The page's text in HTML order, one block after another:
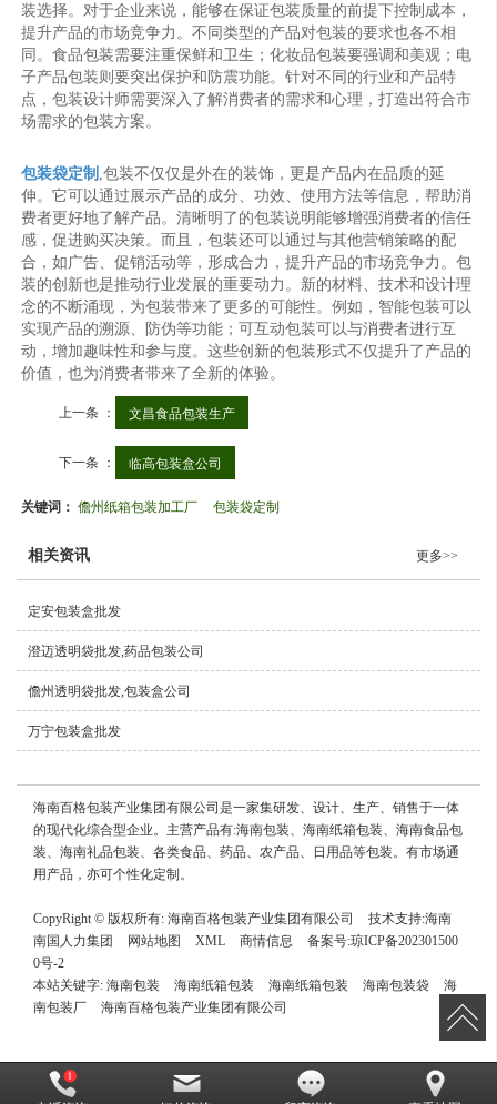
装选择。对于企业来说，能够在保证包装质量的前提下控制成本，
提升产品的市场竞争力。不同类型的产品对包装的要求也各不相
同。食品包装需要注重保鲜和卫生；化妆品包装要强调和美观；电
子产品包装则要突出保护和防震功能。针对不同的行业和产品特
点，包装设计师需要深入了解消费者的需求和心理，打造出符合市
场需求的包装方案。
包装袋定制 ,包装不仅仅是外在的装饰，更是产品内在品质的延
伸。它可以通过展示产品的成分、功效、使用方法等信息，帮助消
费者更好地了解产品。清晰明了的包装说明能够增强消费者的信任
感，促进购买决策。而且，包装还可以通过与其他营销策略的配
合，如广告、促销活动等，形成合力，提升产品的市场竞争力。包
装的创新也是推动行业发展的重要动力。新的材料、技术和设计理
念的不断涌现，为包装带来了更多的可能性。例如，智能包装可以
实现产品的溯源、防伪等功能；可互动包装可以与消费者进行互
动，增加趣味性和参与度。这些创新的包装形式不仅提升了产品的
价值，也为消费者带来了全新的体验。
上一条 ： 文昌食品包装生产
下一条 ： 临高包装盒公司
关键词：儋州纸箱包装加工厂 包装袋定制
相关资讯 更多>>
定安包装盒批发
澄迈透明袋批发,药品包装公司
儋州透明袋批发,包装盒公司
万宁包装盒批发
海南百格包装产业集团有限公司是一家集研发、设计、生产、销售于一体
的现代化综合型企业。主营产品有:海南包装、海南纸箱包装、海南食品包
装、海南礼品包装、各类食品、药品、农产品、日用品等包装。有市场通
用产品，亦可个性化定制。
CopyRight © 版权所有: 海南百格包装产业集团有限公司 技术支持:海南
南国人力集团
网站地图 XML 商情信息 备案号:琼ICP备202301500
0号-2
本站关键字: 海南包装 海南纸箱包装 海南纸箱包装 海南包装袋
海
南包装厂
海南百格包装产业集团有限公司